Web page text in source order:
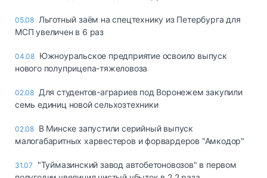
05.08 Льготный заём на спецтехнику из Петербурга для
МСП увеличен в 6 раз
04.08 Южноуральское предприятие освоило выпуск
нового полуприцепа-тяжеловоза
02.08 Для студентов-аграриев под Воронежем закупили
семь единиц новой сельхозтехники
02.08 В Минске запустили серийный выпуск
малогабаритных харвестеров и форвардеров "Амкодор"
31.07
"Туймазинский завод автобетоновозов" в первом